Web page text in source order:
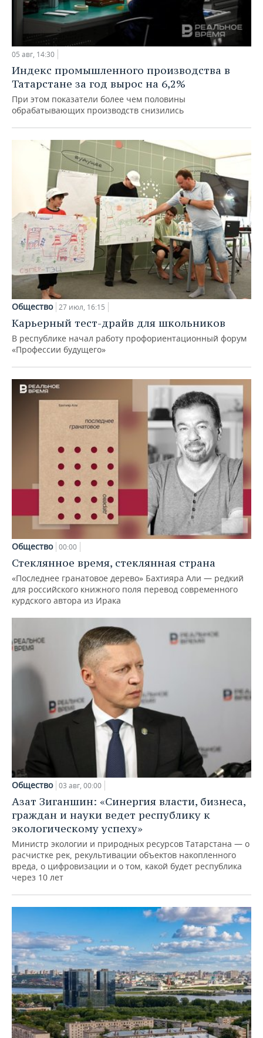
05 авг, 14:30
Индекс промышленного производства в
Татарстане за год вырос на 6,2%
При этом показатели более чем половины
обрабатывающих производств снизились
Общество 27 июл, 16:15
Карьерный тест-драйв для школьников
В республике начал работу профориентационный форум
«Профессии будущего»
Общество 00:00
Стеклянное время, стеклянная страна
«Последнее гранатовое дерево» Бахтияра Али — редкий
для российского книжного поля перевод современного
курдского автора из Ирака
Общество 03 авг, 00:00
Азат Зиганшин: «Синергия власти, бизнеса,
граждан и науки ведет республику к
экологическому успеху»
Министр экологии и природных ресурсов Татарстана — о
расчистке рек, рекультивации объектов накопленного
вреда, о цифровизации и о том, какой будет республика
через 10 лет